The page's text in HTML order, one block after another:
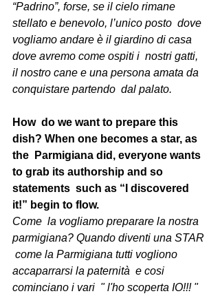
“Padrino”, forse, se il cielo rimane
stellato e benevolo, l’unico posto  dove
vogliamo andare è il giardino di casa
dove avremo come ospiti i  nostri gatti,
il nostro cane e una persona amata da
conquistare partendo  dal palato.
How  do we want to prepare this
dish? When one becomes a star, as
the  Parmigiana did, everyone wants
to grab its authorship and so
statements  such as “I discovered
it!” begin to flow.
Come  la vogliamo preparare la nostra
parmigiana? Quando diventi una STAR
come la Parmigiana tutti vogliono
accaparrarsi la paternità  e cosi
cominciano i vari  " l'ho scoperta IO!!! "